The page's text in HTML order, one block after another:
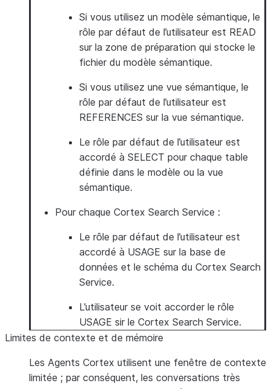
Si vous utilisez un modèle sémantique, le
rôle par défaut de l’utilisateur est READ
sur la zone de préparation qui stocke le
fichier du modèle sémantique.
Si vous utilisez une vue sémantique, le
rôle par défaut de l’utilisateur est
REFERENCES sur la vue sémantique.
Le rôle par défaut de l’utilisateur est
accordé à SELECT pour chaque table
définie dans le modèle ou la vue
sémantique.
Pour chaque Cortex Search Service :
Le rôle par défaut de l’utilisateur est
accordé à USAGE sur la base de
données et le schéma du Cortex Search
Service.
L’utilisateur se voit accorder le rôle
USAGE sir le Cortex Search Service.
Limites de contexte et de mémoire
Les Agents Cortex utilisent une fenêtre de contexte
limitée ; par conséquent, les conversations très